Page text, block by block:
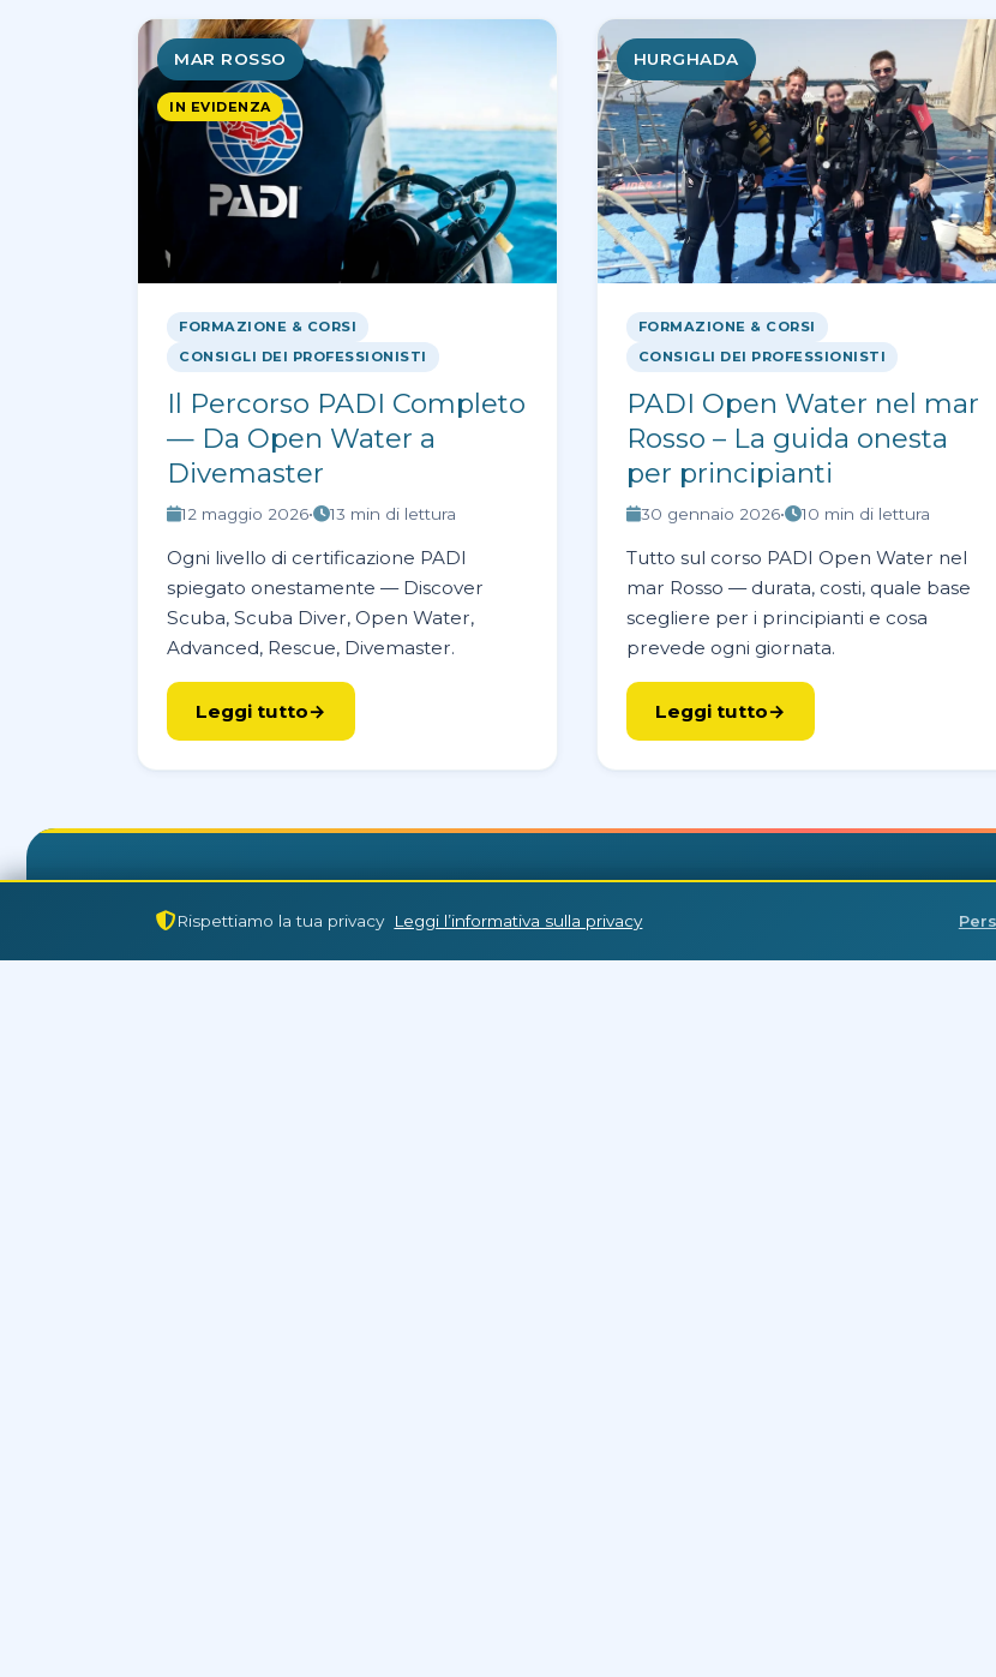
MAR ROSSO
IN EVIDENZA
FORMAZIONE & CORSI
CONSIGLI DEI PROFESSIONISTI
Il Percorso PADI Completo
— Da Open Water a
Divemaster
12 maggio 2026• 13 min di lettura
Ogni livello di certificazione PADI
spiegato onestamente — Discover
Scuba, Scuba Diver, Open Water,
Advanced, Rescue, Divemaster.
Leggi tutto
HURGHADA
FORMAZIONE & CORSI
CONSIGLI DEI PROFESSIONISTI
PADI Open Water nel mar
Rosso – La guida onesta
per principianti
30 gennaio 2026• 10 min di lettura
Tutto sul corso PADI Open Water nel
mar Rosso — durata, costi, quale base
scegliere per i principianti e cosa
prevede ogni giornata.
Leggi tutto
Aquarius Diving Club — il tuo provider
Rispettiamo la tua privacy Leggi l’informativa sulla privacy